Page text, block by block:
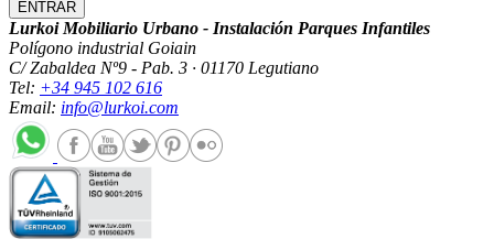
Lurkoi Mobiliario Urbano - Instalación Parques Infantiles
Polígono industrial Goiain
C/ Zabaldea Nº9 - Pab. 3 · 01170 Legutiano
Tel: +34 945 102 616
Email: info@lurkoi.com